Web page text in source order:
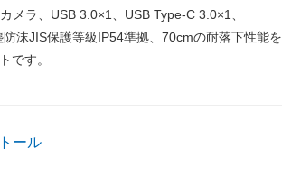
メラ、USB 3.0×1、USB Type-C 3.0×1、
沫JIS保護等級IP54準拠、70cmの耐落下性能を
です。
ール